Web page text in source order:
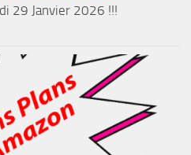
29 Janvier 2026 !!!